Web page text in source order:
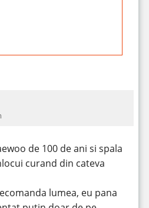
de 100 de ani si spala
curand din cateva
lumea, eu pana